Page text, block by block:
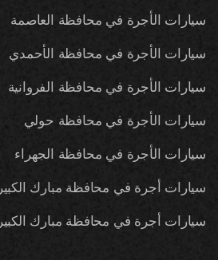
سيارات الأجرة في محافظة العاصمة
سيارات الأجرة في محافظة الأحمدي
سيارات الأجرة في محافظة الفروانية
سيارات الأجرة في محافظة حولي
سيارات الأجرة في محافظة الجهراء
سيارات أجرة في محافظة مبارك الكبير
سيارات أجرة في محافظة مبارك الكبير